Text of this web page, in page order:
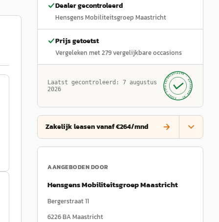
Dealer gecontroleerd
Hensgens Mobiliteitsgroep Maastricht
Prijs getoetst
Vergeleken met279vergelijkbare occasions
Laatst gecontroleerd: 7 augustus
2026
GECONTROLEERD ·
AUTOKOPEN.NL
· SINDS 1999 ·
Zakelijk leasen vanaf €264/mnd
AANGEBODEN DOOR
Hensgens Mobiliteitsgroep Maastricht
Bergerstraat 11
6226 BAMaastricht